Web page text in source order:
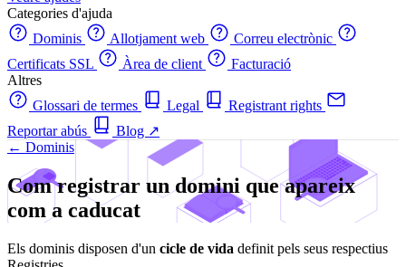
Categories d'ajuda
Dominis
Allotjament web
Correu electrònic
Certificats SSL
Àrea de client
Facturació
Altres
Glossari de termes
Legal
Registrant rights
Reportar abús
Blog ↗
← Dominis
Com registrar un domini que apareix
com a caducat
Els dominis disposen d'un cicle de vida definit pels seus respectius